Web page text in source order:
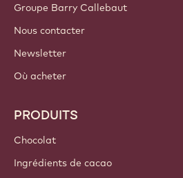
Groupe Barry Callebaut
Nous contacter
Newsletter
Où acheter
PRODUITS
Chocolat
Ingrédients de cacao